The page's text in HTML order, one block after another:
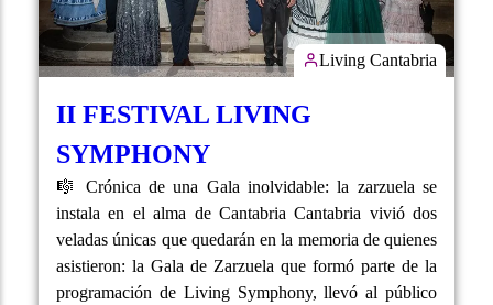
Living Cantabria
II FESTIVAL LIVING
SYMPHONY
🎼 Crónica de una Gala inolvidable: la zarzuela se
instala en el alma de Cantabria Cantabria vivió dos
veladas únicas que quedarán en la memoria de quienes
asistieron: la Gala de Zarzuela que formó parte de la
programación de Living Symphony, llevó al público